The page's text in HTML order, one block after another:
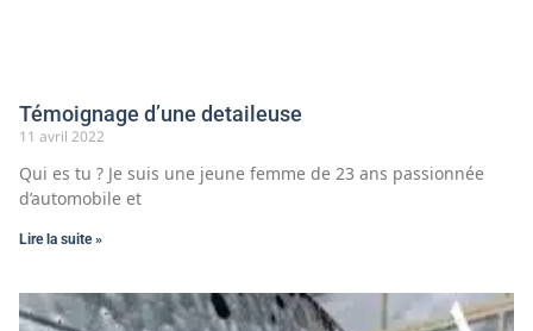
Témoignage d’une detaileuse
11 avril 2022
Qui es tu ? Je suis une jeune femme de 23 ans passionnée
d’automobile et
Lire la suite »